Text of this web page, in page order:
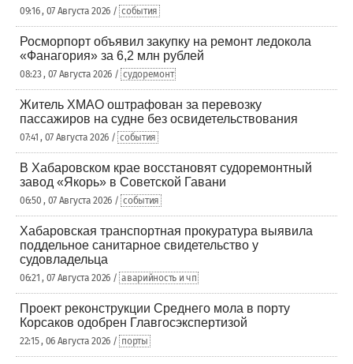
09:16 , 07 Августа 2026 / события
Росморпорт объявил закупку на ремонт ледокола
«Фанагория» за 6,2 млн рублей
08:23 , 07 Августа 2026 / судоремонт
Житель ХМАО оштрафован за перевозку
пассажиров на судне без освидетельствования
07:41 , 07 Августа 2026 / события
В Хабаровском крае восстановят судоремонтный
завод «Якорь» в Советской Гавани
06:50 , 07 Августа 2026 / события
Хабаровская транспортная прокуратура выявила
поддельное санитарное свидетельство у
судовладельца
06:21 , 07 Августа 2026 / аварийность и чп
Проект реконструкции Среднего мола в порту
Корсаков одобрен Главгосэкспертизой
22:15 , 06 Августа 2026 / порты